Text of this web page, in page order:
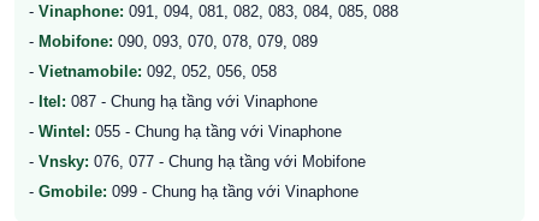
- Vinaphone: 091, 094, 081, 082, 083, 084, 085, 088
- Mobifone: 090, 093, 070, 078, 079, 089
- Vietnamobile: 092, 052, 056, 058
- Itel: 087 - Chung hạ tầng với Vinaphone
- Wintel: 055 - Chung hạ tầng với Vinaphone
- Vnsky: 076, 077 - Chung hạ tầng với Mobifone
- Gmobile: 099 - Chung hạ tầng với Vinaphone